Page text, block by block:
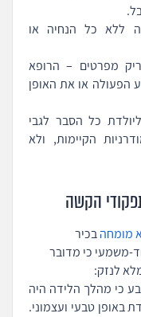
ללא כל הנחיה או
מפרטים – הרופא
הפעולה או את האופן
כל הסבר לגבי
הקיימות, ולא
הקשה
מומחהבכיר
משמעי כי מדובר
לנזק:
כי מהלך הלידה היה
באופן טבעי ועצמוני.